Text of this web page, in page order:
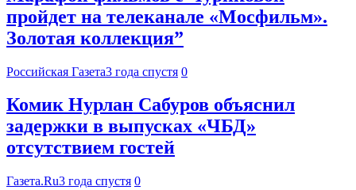
пройдет на телеканале «Мосфильм».
Золотая коллекция”
Российская Газета3 года спустя 0
Комик Нурлан Сабуров объяснил
задержки в выпусках «ЧБД»
отсутствием гостей
Газета.Ru3 года спустя 0